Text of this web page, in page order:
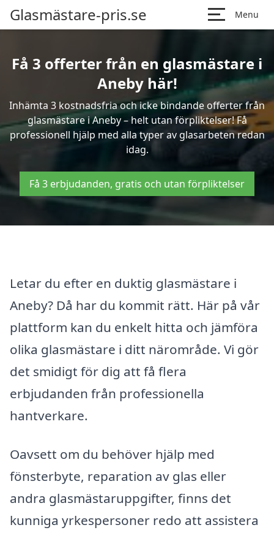
Glasmästare-pris.se Menu
Få 3 offerter från en glasmästare i
Aneby här!
Inhämta 3 kostnadsfria och icke bindande offerter från
glasmästare i Aneby – helt utan förpliktelser! Få
professionell hjälp med alla typer av glasarbeten redan
idag.
Få 3 erbjudanden, gratis och utan förpliktelser
Letar du efter en duktig glasmästare i
Aneby? Då har du kommit rätt. Här på vår
plattform kan du enkelt hitta och jämföra
olika glasmästare i ditt närområde. Vi gör
det smidigt för dig att få flera
erbjudanden från professionella
hantverkare.
Oavsett om du behöver hjälp med
fönsterbyte, reparation av glas eller
andra glasmästaruppgifter, finns det
kunniga yrkespersoner redo att assistera